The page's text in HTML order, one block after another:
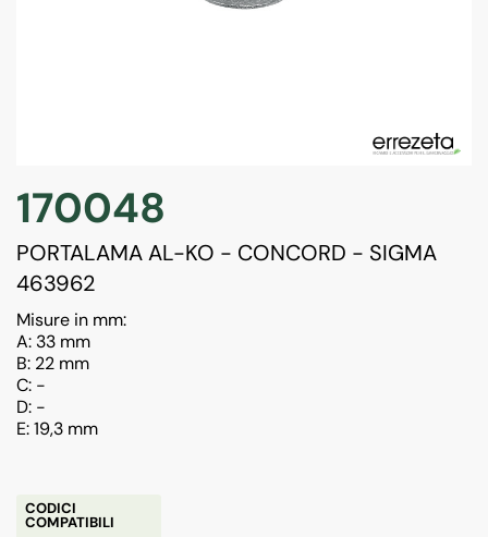
170048
PORTALAMA AL-KO - CONCORD - SIGMA
463962
Misure in mm:
A: 33 mm
B: 22 mm
C: -
D: -
E: 19,3 mm
CODICI
COMPATIBILI